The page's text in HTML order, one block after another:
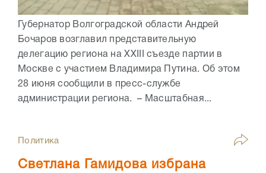
Губернатор Волгоградской области Андрей
Бочаров возглавил представительную
делегацию региона на XXIII съезде партии в
Москве с участием Владимира Путина. Об этом
28 июня сообщили в пресс-службе
администрации региона. – Масштабная...
Политика
Светлана Гамидова избрана